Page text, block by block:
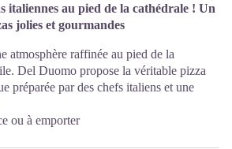
italiennes au pied de la cathédrale ! Un
jolies et gourmandes
atmosphère raffinée au pied de la
Del Duomo propose la véritable pizza
préparée par des chefs italiens et une
ou à emporter